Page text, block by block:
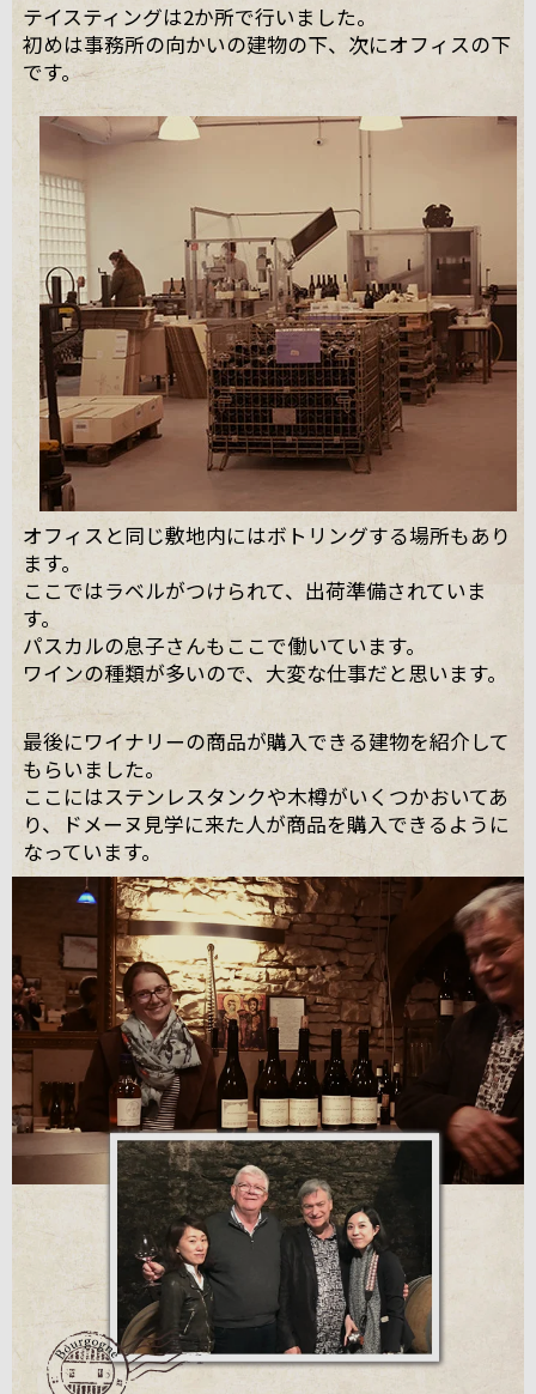
テイスティングは2か所で行いました。
初めは事務所の向かいの建物の下、次にオフィスの下
です。
オフィスと同じ敷地内にはボトリングする場所もあり
ます。
ここではラベルがつけられて、出荷準備されていま
す。
パスカルの息子さんもここで働いています。
ワインの種類が多いので、大変な仕事だと思います。
最後にワイナリーの商品が購入できる建物を紹介して
もらいました。
ここにはステンレスタンクや木樽がいくつかおいてあ
り、ドメーヌ見学に来た人が商品を購入できるように
なっています。